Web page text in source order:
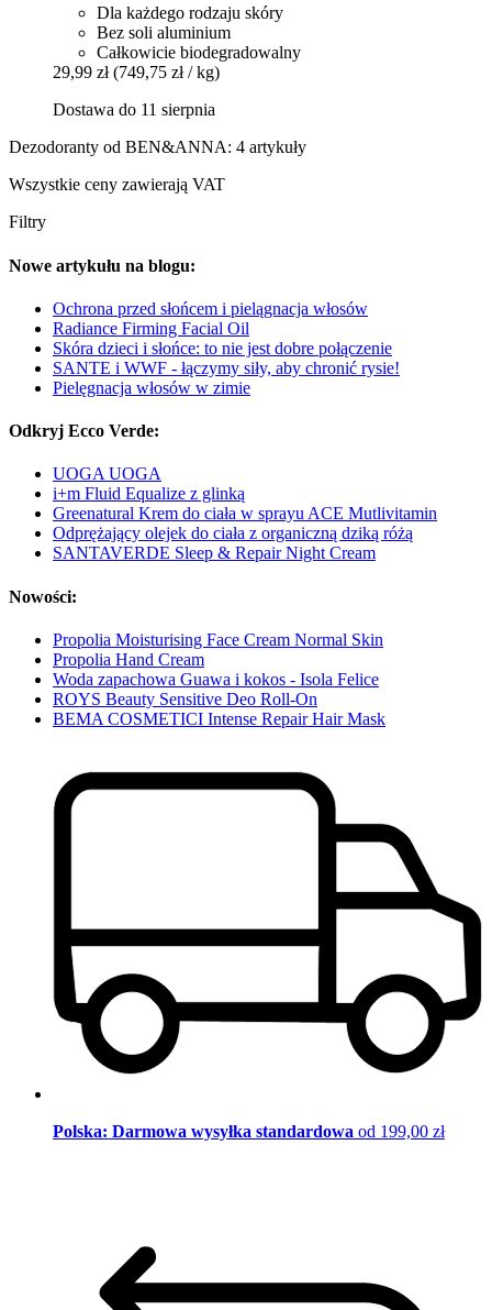
Dla każdego rodzaju skóry
Bez soli aluminium
Całkowicie biodegradowalny
29,99 zł (749,75 zł / kg)
Dostawa do 11 sierpnia
Dezodoranty od BEN&ANNA: 4 artykuły
Wszystkie ceny zawierają VAT
Filtry
Nowe artykułu na blogu:
Ochrona przed słońcem i pielągnacja włosów
Radiance Firming Facial Oil
Skóra dzieci i słońce: to nie jest dobre połączenie
SANTE i WWF - łączymy siły, aby chronić rysie!
Pielęgnacja włosów w zimie
Odkryj Ecco Verde:
UOGA UOGA
i+m Fluid Equalize z glinką
Greenatural Krem do ciała w sprayu ACE Mutlivitamin
Odprężający olejek do ciała z organiczną dziką różą
SANTAVERDE Sleep & Repair Night Cream
Nowości:
Propolia Moisturising Face Cream Normal Skin
Propolia Hand Cream
Woda zapachowa Guawa i kokos - Isola Felice
ROYS Beauty Sensitive Deo Roll-On
BEMA COSMETICI Intense Repair Hair Mask
Polska: Darmowa wysyłka standardowa od 199,00 zł